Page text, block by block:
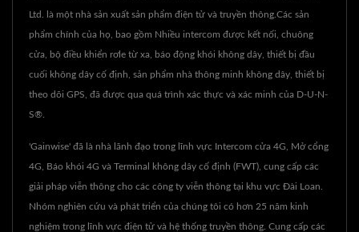
Ltd. là một nhà sản xuất sản phẩm điện tử và truyền thông.Các sản
phẩm chính của họ, bao gồm Nhiều intercom được kết nối, chuông
cửa, bộ điều khiển rơle từ xa, báo động khói không dây, thiết bị đầu
cuối không dây cố định, sản phẩm nhà thông minh không dây, thiết bị
theo dõi GPS, đã được qua quá trình xác thực và xác minh của D-U-N-
S®.
'Gainwise' đã là nhà lãnh đạo trong lĩnh vực Intercom cửa 4G, Mở cổng
4G, Báo khói 4G và Terminal không dây cố định (FWT), cung cấp các
giải pháp viễn thông cho các công ty viễn thông tại khu vực Đài Loan.
Nhóm nghiên cứu và phát triển của chúng tôi có hơn 25 năm kinh
nghiệm trong lĩnh vực điện tử và hệ thống truyền thông. Cung cấp các